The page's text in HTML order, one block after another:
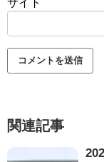
関連記事